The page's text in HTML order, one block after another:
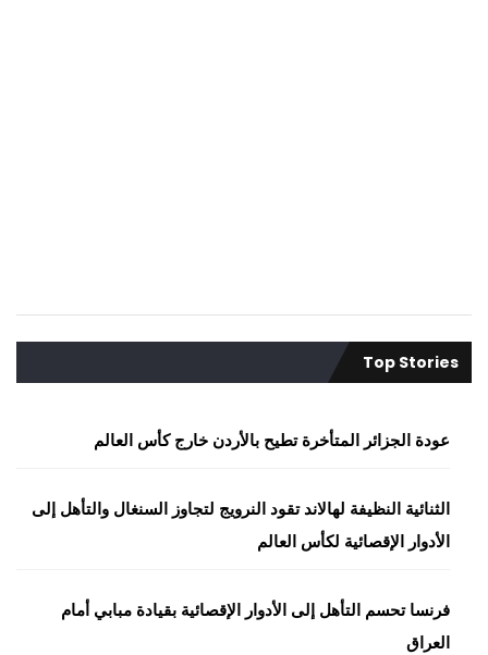
Top Stories
عودة الجزائر المتأخرة تطيح بالأردن خارج كأس العالم
الثنائية النظيفة لهالاند تقود النرويج لتجاوز السنغال والتأهل إلى
الأدوار الإقصائية لكأس العالم
فرنسا تحسم التأهل إلى الأدوار الإقصائية بقيادة مبابي أمام
العراق